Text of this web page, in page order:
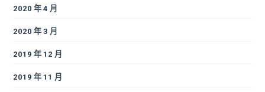
2020 年 4 月
2020 年 3 月
2019 年 12 月
2019 年 11 月